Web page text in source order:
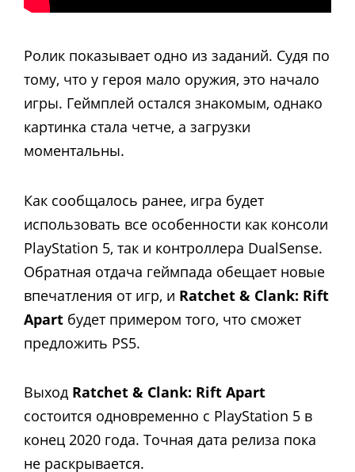
Ролик показывает одно из заданий. Судя по
тому, что у героя мало оружия, это начало
игры. Геймплей остался знакомым, однако
картинка стала четче, а загрузки
моментальны.
Как сообщалось ранее, игра будет
использовать все особенности как консоли
PlayStation 5, так и контроллера DualSense.
Обратная отдача геймпада обещает новые
впечатления от игр, и Ratchet & Clank: Rift
Apart будет примером того, что сможет
предложить PS5.
Выход Ratchet & Clank: Rift Apart
состоится одновременно с PlayStation 5 в
конец 2020 года. Точная дата релиза пока
не раскрывается.